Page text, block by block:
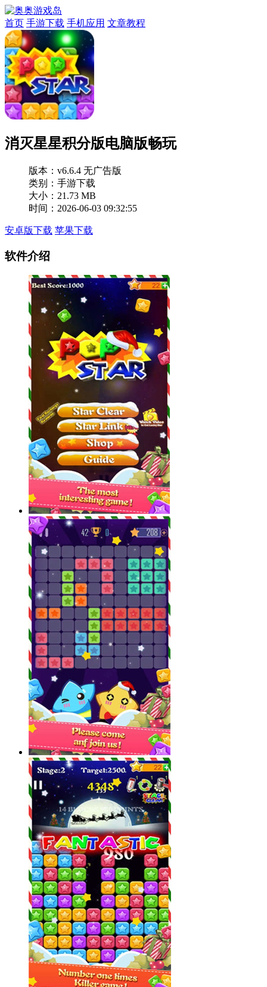
首页 手游下载 手机应用 文章教程
消灭星星积分版电脑版畅玩
版本： v6.6.4 无广告版
类别：手游下载
大小：21.73 MB
时间：2026-06-03 09:32:55
安卓版下载 苹果下载
软件介绍